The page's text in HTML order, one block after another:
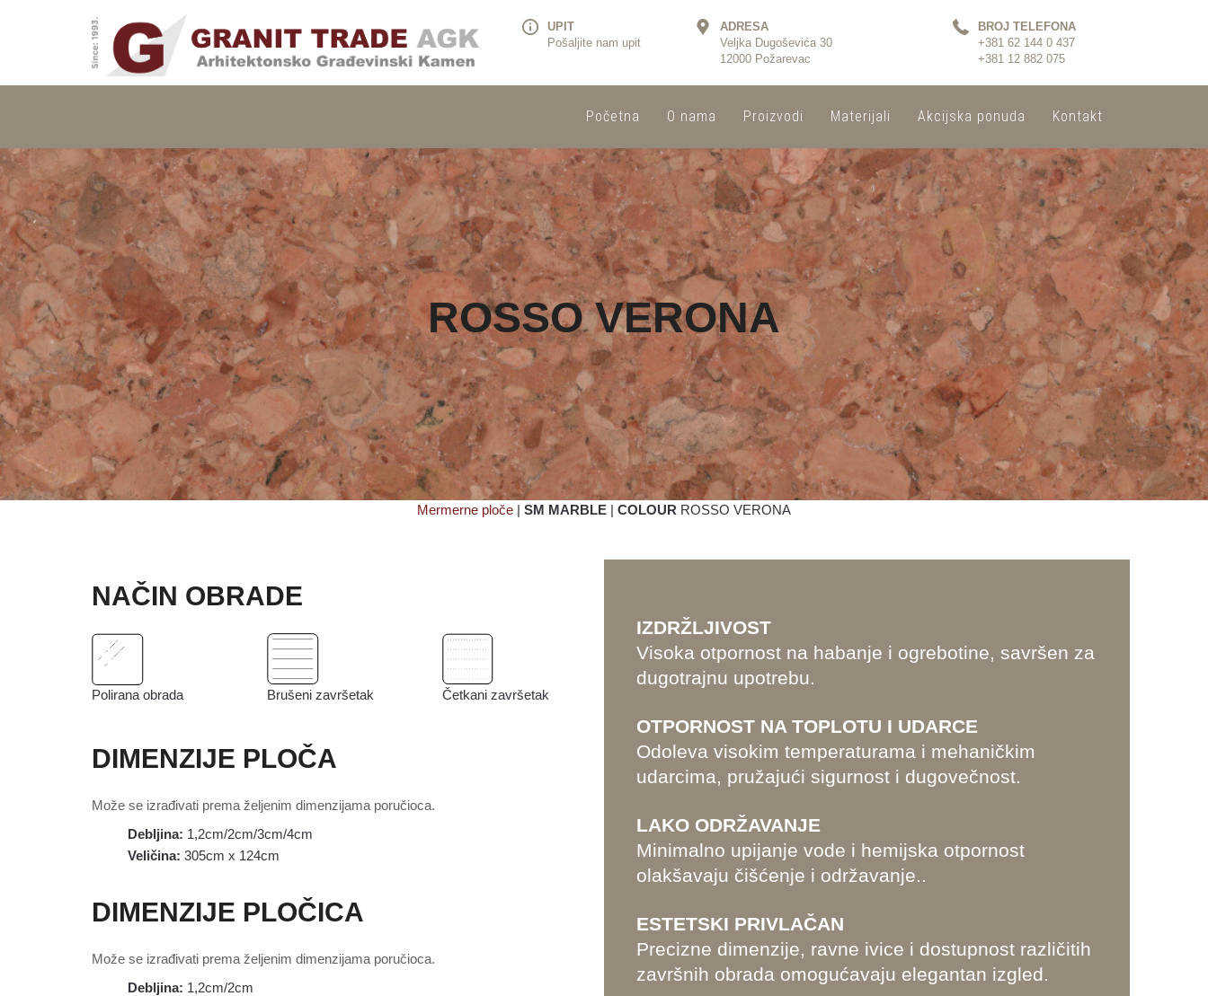
UPIT
Pošaljite nam upit
ADRESA
Veljka Dugoševića 30
12000 Požarevac
BROJ TELEFONA
+381 62 144 0 437
+381 12 882 075
Početna O nama Proizvodi Materijali Akcijska ponuda Kontakt
ROSSO VERONA
Mermerne ploče | SM MARBLE | COLOUR ROSSO VERONA
NAČIN OBRADE
Polirana obrada Brušeni završetak Četkani završetak
DIMENZIJE PLOČA
Može se izrađivati prema željenim dimenzijama poručioca.
Debljina: 1,2cm/2cm/3cm/4cm
Veličina: 305cm x 124cm
DIMENZIJE PLOČICA
Može se izrađivati prema željenim dimenzijama poručioca.
Debljina: 1,2cm/2cm
IZDRŽLJIVOST
Visoka otpornost na habanje i ogrebotine, savršen za
dugotrajnu upotrebu.
OTPORNOST NA TOPLOTU I UDARCE
Odoleva visokim temperaturama i mehaničkim
udarcima, pružajući sigurnost i dugovečnost.
LAKO ODRŽAVANJE
Minimalno upijanje vode i hemijska otpornost
olakšavaju čišćenje i održavanje..
ESTETSKI PRIVLAČAN
Precizne dimenzije, ravne ivice i dostupnost različitih
završnih obrada omogućavaju elegantan izgled.